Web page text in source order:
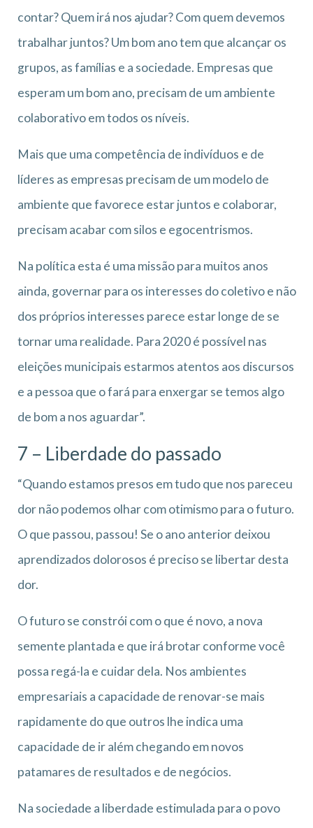
contar? Quem irá nos ajudar? Com quem devemos
trabalhar juntos? Um bom ano tem que alcançar os
grupos, as famílias e a sociedade. Empresas que
esperam um bom ano, precisam de um ambiente
colaborativo em todos os níveis.
Mais que uma competência de indivíduos e de
líderes as empresas precisam de um modelo de
ambiente que favorece estar juntos e colaborar,
precisam acabar com silos e egocentrismos.
Na política esta é uma missão para muitos anos
ainda, governar para os interesses do coletivo e não
dos próprios interesses parece estar longe de se
tornar uma realidade. Para 2020 é possível nas
eleições municipais estarmos atentos aos discursos
e a pessoa que o fará para enxergar se temos algo
de bom a nos aguardar”.
7 – Liberdade do passado
“Quando estamos presos em tudo que nos pareceu
dor não podemos olhar com otimismo para o futuro.
O que passou, passou! Se o ano anterior deixou
aprendizados dolorosos é preciso se libertar desta
dor.
O futuro se constrói com o que é novo, a nova
semente plantada e que irá brotar conforme você
possa regá-la e cuidar dela. Nos ambientes
empresariais a capacidade de renovar-se mais
rapidamente do que outros lhe indica uma
capacidade de ir além chegando em novos
patamares de resultados e de negócios.
Na sociedade a liberdade estimulada para o povo